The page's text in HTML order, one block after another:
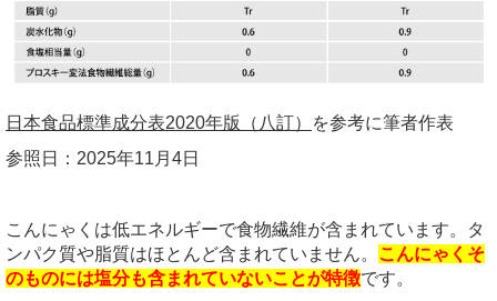
日本食品標準成分表2020年版（八訂）
を参考に筆者作表
参照日： 2025年11 月 4日
こんにゃくは低エネルギーで食物繊維が含まれています。タ
ンパク質や脂質はほとんど含まれていません。 こんにゃくそ
のものには塩分も含まれていないことが特徴です。